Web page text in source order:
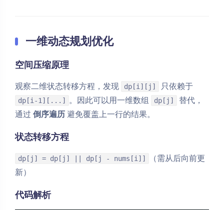
一维动态规划优化
空间压缩原理
观察二维状态转移方程，发现 dp[i][j] 只依赖于
dp[i-1][...] 。因此可以用一维数组 dp[j]
替代，
通过 倒序遍历避免覆盖上一行的结果。
状态转移方程
dp[j] = dp[j] || dp[j - nums[i]]
（需从后向前更
新）
代码解析